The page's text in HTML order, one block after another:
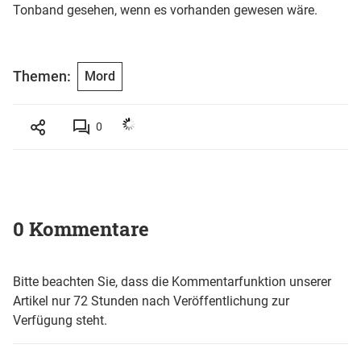
Tonband gesehen, wenn es vorhanden gewesen wäre.
Themen: Mord
0
0 Kommentare
Bitte beachten Sie, dass die Kommentarfunktion unserer
Artikel nur 72 Stunden nach Veröffentlichung zur
Verfügung steht.